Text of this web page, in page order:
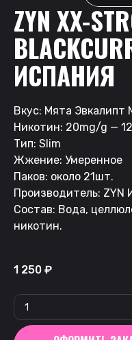
ZYN XX-
ИСПАНИЯ
Вкус: Мята Эвкалипт
Никотин: 20mg/g —
Тип: Slim
Жжение: Умеренное
Паков: около 21шт.
Производитель: ZYN
Состав: Вода,
никотин.
1 250 ₽